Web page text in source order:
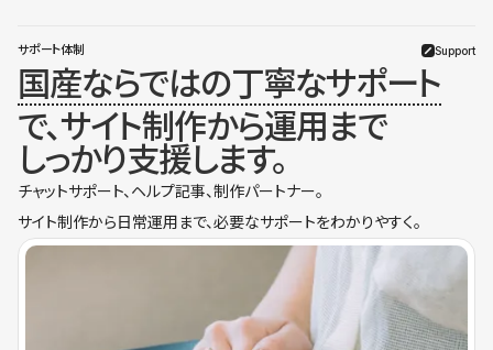
サポート体制 Support
国産ならではの丁寧なサポート
で、サイト制作から運用まで
しっかり支援します。
チャットサポート、ヘルプ記事、制作パートナー。
サイト制作から日常運用まで、必要なサポートをわかりやすく。